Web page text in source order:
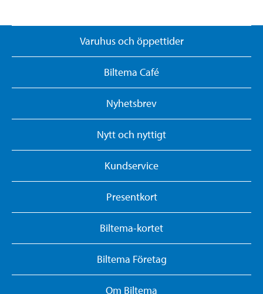
Varuhus och öppettider
Biltema Café
Nyhetsbrev
Nytt och nyttigt
Kundservice
Presentkort
Biltema-kortet
Biltema Företag
Om Biltema